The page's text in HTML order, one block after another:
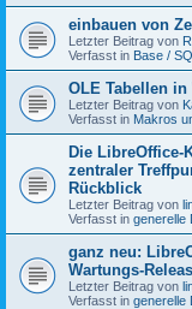
einbauen von
Letzter Beitrag von
Verfasst in Base /
OLE Tabellen
Letzter Beitrag von
Verfasst in Makros
Die LibreOffice-
zentraler
Rückblick
Letzter Beitrag von
Verfasst in generelle
ganz neu:
Wartungs-
Letzter Beitrag von
Verfasst in generelle